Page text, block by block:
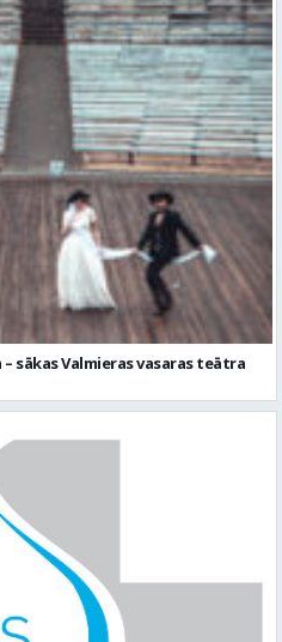
sākas Valmieras vasaras teātra